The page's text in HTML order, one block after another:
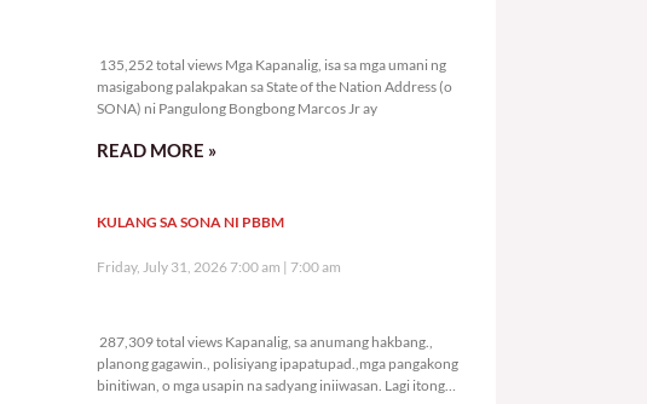
135,252 total views Mga Kapanalig, isa sa mga umani ng
masigabong palakpakan sa State of the Nation Address (o
SONA) ni Pangulong Bongbong Marcos Jr ay
READ MORE »
KULANG SA SONA NI PBBM
Friday, July 31, 2026 7:00 am 7:00 am
287,309 total views Kapanalig, sa anumang hakbang.,
planong gagawin., polisiyang ipapatupad.,mga pangakong
binitiwan, o mga usapin na sadyang iniiwasan. Lagi itong